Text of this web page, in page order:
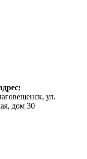
ул.
дом 30